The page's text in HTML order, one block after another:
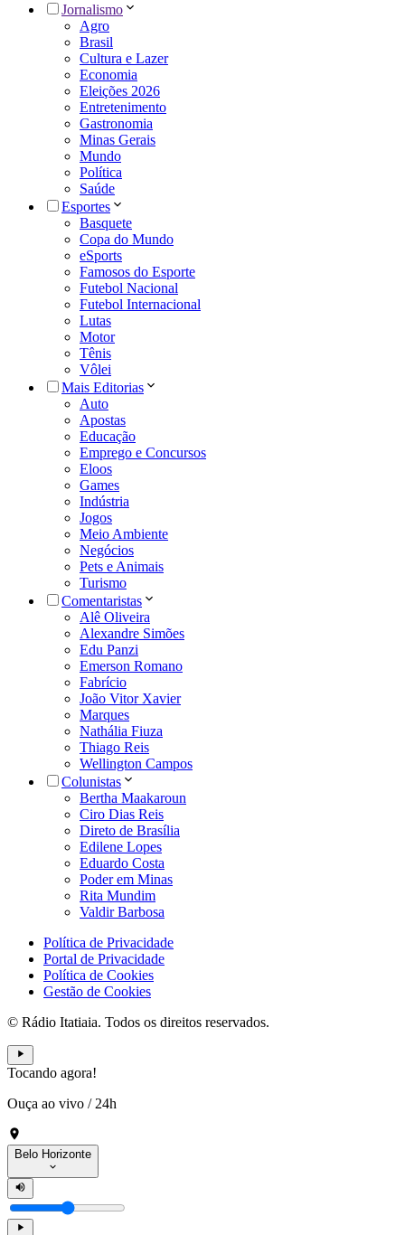
Jornalismo
Agro
Brasil
Cultura e Lazer
Economia
Eleições 2026
Entretenimento
Gastronomia
Minas Gerais
Mundo
Política
Saúde
Esportes
Basquete
Copa do Mundo
eSports
Famosos do Esporte
Futebol Nacional
Futebol Internacional
Lutas
Motor
Tênis
Vôlei
Mais Editorias
Auto
Apostas
Educação
Emprego e Concursos
Eloos
Games
Indústria
Jogos
Meio Ambiente
Negócios
Pets e Animais
Turismo
Comentaristas
Alê Oliveira
Alexandre Simões
Edu Panzi
Emerson Romano
Fabrício
João Vitor Xavier
Marques
Nathália Fiuza
Thiago Reis
Wellington Campos
Colunistas
Bertha Maakaroun
Ciro Dias Reis
Direto de Brasília
Edilene Lopes
Eduardo Costa
Poder em Minas
Rita Mundim
Valdir Barbosa
Política de Privacidade
Portal de Privacidade
Política de Cookies
Gestão de Cookies
© Rádio Itatiaia. Todos os direitos reservados.
Tocando agora!
Ouça ao vivo / 24h
Belo Horizonte